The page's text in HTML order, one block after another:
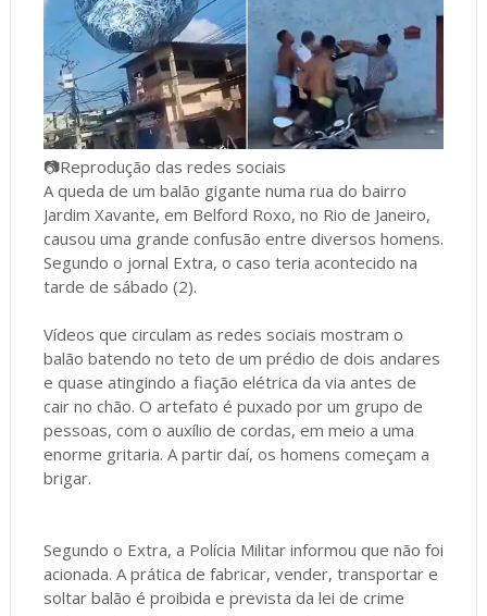
📷Reprodução das redes sociais
A queda de um balão gigante numa rua do bairro
Jardim Xavante, em Belford Roxo, no Rio de Janeiro,
causou uma grande confusão entre diversos homens.
Segundo o jornal Extra, o caso teria acontecido na
tarde de sábado (2).
Vídeos que circulam as redes sociais mostram o
balão batendo no teto de um prédio de dois andares
e quase atingindo a fiação elétrica da via antes de
cair no chão. O artefato é puxado por um grupo de
pessoas, com o auxílio de cordas, em meio a uma
enorme gritaria. A partir daí, os homens começam a
brigar.
Segundo o Extra, a Polícia Militar informou que não foi
acionada. A prática de fabricar, vender, transportar e
soltar balão é proibida e prevista da lei de crime